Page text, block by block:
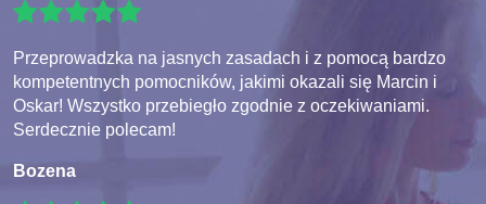
Przeprowadzka na jasnych zasadach i z pomocą bardzo
kompetentnych pomocników, jakimi okazali się Marcin i
Oskar! Wszystko przebiegło zgodnie z oczekiwaniami.
Serdecznie polecam!
Bozena